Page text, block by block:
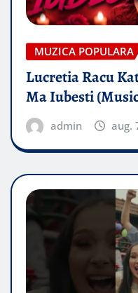
MUZICA POPULARA
Lucretia Racu
Ma Iubesti
admin aug.